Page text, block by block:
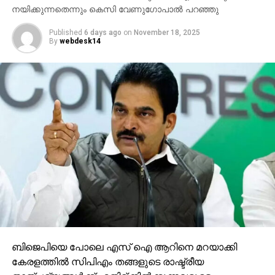
ബിജെപിയെ പോലെ എസ് ഐ ആറിനെ മറയാക്കി
കേരളത്തില്‍ സിപിഎം തങ്ങളുടെ രാഷ്ട്രീയ
സമ്മതിദാനാവകാശം ഇല്ലാതാക്കുന്നുവെന്ന്
എഐസിസി ജനറല്‍ സെക്രട്ടറി കെസി